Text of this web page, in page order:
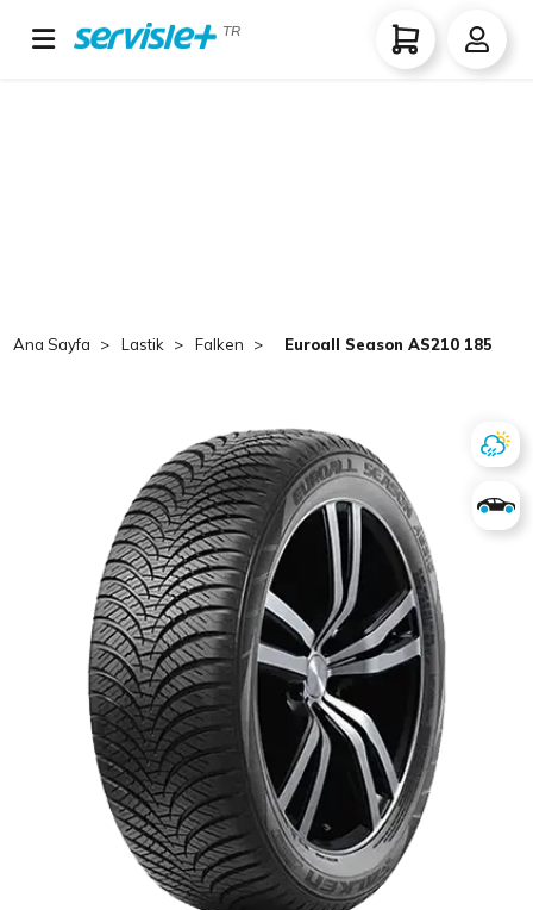
TR
Ana Sayfa Lastik Falken Euroall Season AS210 185/55